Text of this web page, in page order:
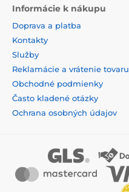
Informácie k nákupu
Doprava a platba
Kontakty
Služby
Reklamácie a vrátenie tovaru
Obchodné podmienky
Často kladené otázky
Ochrana osobných údajov